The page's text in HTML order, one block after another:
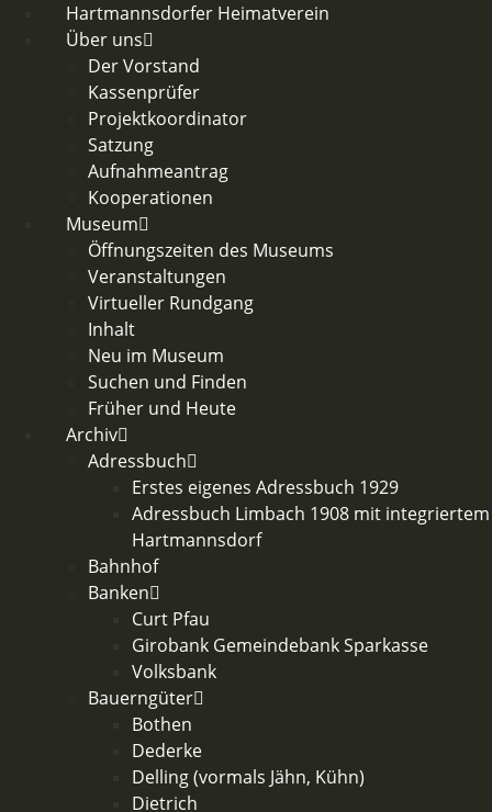
Hartmannsdorfer Heimatverein
Über uns
Der Vorstand
Kassenprüfer
Projektkoordinator
Satzung
Aufnahmeantrag
Kooperationen
Museum
Öffnungszeiten des Museums
Veranstaltungen
Virtueller Rundgang
Inhalt
Neu im Museum
Suchen und Finden
Früher und Heute
Archiv
Adressbuch
Erstes eigenes Adressbuch 1929
Adressbuch Limbach 1908 mit integriertem
Hartmannsdorf
Bahnhof
Banken
Curt Pfau
Girobank Gemeindebank Sparkasse
Volksbank
Bauerngüter
Bothen
Dederke
Delling (vormals Jähn, Kühn)
Dietrich